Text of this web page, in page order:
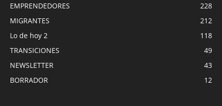
EMPRENDEDORES
228
MIGRANTES
212
Lo de hoy 2
118
TRANSICIONES
49
NEWSLETTER
43
BORRADOR
12